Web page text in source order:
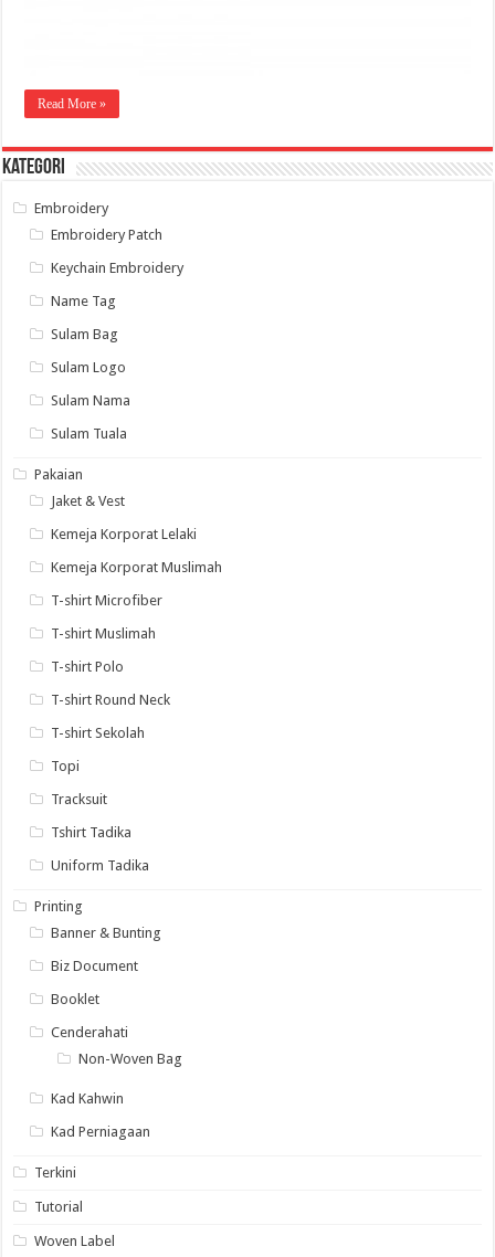
Read More »
Kategori
Embroidery
Embroidery Patch
Keychain Embroidery
Name Tag
Sulam Bag
Sulam Logo
Sulam Nama
Sulam Tuala
Pakaian
Jaket & Vest
Kemeja Korporat Lelaki
Kemeja Korporat Muslimah
T-shirt Microfiber
T-shirt Muslimah
T-shirt Polo
T-shirt Round Neck
T-shirt Sekolah
Topi
Tracksuit
Tshirt Tadika
Uniform Tadika
Printing
Banner & Bunting
Biz Document
Booklet
Cenderahati
Non-Woven Bag
Kad Kahwin
Kad Perniagaan
Terkini
Tutorial
Woven Label